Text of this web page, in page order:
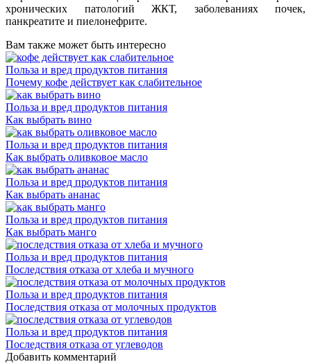
хронических патологий ЖКТ, заболеваниях почек,
панкреатите и пиелонефрите.
Вам также может быть интересно
Польза и вред продуктов питания
Почему кофе действует как слабительное
Польза и вред продуктов питания
Как выбрать вино
Польза и вред продуктов питания
Как выбрать оливковое масло
Польза и вред продуктов питания
Как выбрать ананас
Польза и вред продуктов питания
Как выбрать манго
Польза и вред продуктов питания
Последствия отказа от хлеба и мучного
Польза и вред продуктов питания
Последствия отказа от молочных продуктов
Польза и вред продуктов питания
Последствия отказа от углеводов
Добавить комментарий